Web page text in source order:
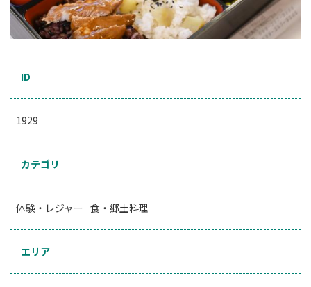
ID
1929
カテゴリ
体験・レジャー 食・郷土料理
エリア